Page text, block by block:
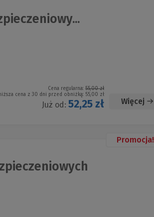
Cena regularna: 55,00 zł
cena z 30 dni przed obniżką: 55,00 zł
Już od: 52,25 zł Więcej
Promocja!